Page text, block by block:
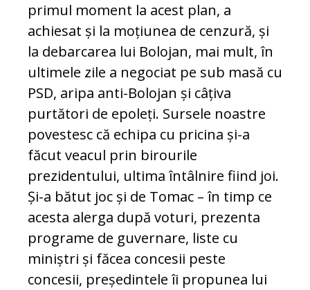
primul moment la acest plan, a
achiesat și la moțiunea de cenzură, și
la debarcarea lui Bolojan, mai mult, în
ultimele zile a negociat pe sub masă cu
PSD, aripa anti-Bolojan și câțiva
purtători de epoleți. Sursele noastre
povestesc că echipa cu pricina și-a
făcut veacul prin birourile
prezidentului, ultima întâlnire fiind joi.
Și-a bătut joc și de Tomac – în timp ce
acesta alerga după voturi, prezenta
programe de guvernare, liste cu
miniștri și făcea concesii peste
concesii, președintele îi propunea lui